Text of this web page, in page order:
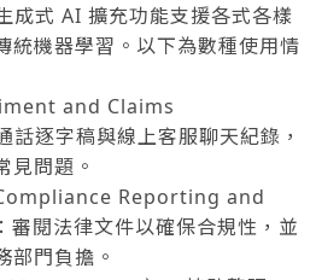
式 AI 擴充功能支援各式各樣
統機器學習。以下為數種使用情
and Claims
逐字稿與線上客服聊天紀錄，
見問題。
Reporting and
閱法律文件以確保合規性，並
部門負擔。